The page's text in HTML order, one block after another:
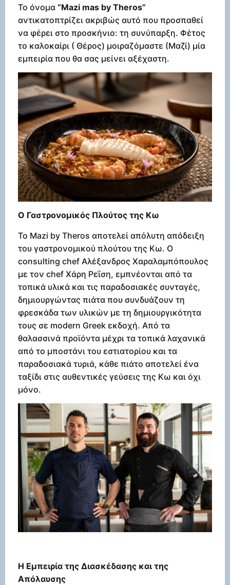
Το όνομα “Mazi mas by Theros”
αντικατοπτρίζει ακριβώς αυτό που προσπαθεί
να φέρει στο προσκήνιο: τη συνύπαρξη. Φέτος
το καλοκαίρι ( Θέρος) μοιραζόμαστε (Μαζί) μία
εμπειρία που θα σας μείνει αξέχαστη.
Ο Γαστρονομικός Πλούτος της Κω
Το Mazi by Theros αποτελεί απόλυτη απόδειξη
του γαστρονομικού πλούτου της Κω. Ο
consulting chef Αλέξανδρος Χαραλαμπόπουλος
με τον chef Χάρη Ρεΐση, εμπνέονται από τα
τοπικά υλικά και τις παραδοσιακές συνταγές,
δημιουργώντας πιάτα που συνδυάζουν τη
φρεσκάδα των υλικών με τη δημιουργικότητα
τους σε modern Greek εκδοχή. Από τα
θαλασσινά προϊόντα μέχρι τα τοπικά λαχανικά
από το μποστάνι του εστιατορίου και τα
παραδοσιακά τυριά, κάθε πιάτο αποτελεί ένα
ταξίδι στις αυθεντικές γεύσεις της Κω και όχι
μόνο.
Η Εμπειρία της Διασκέδασης και της
Απόλαυσης